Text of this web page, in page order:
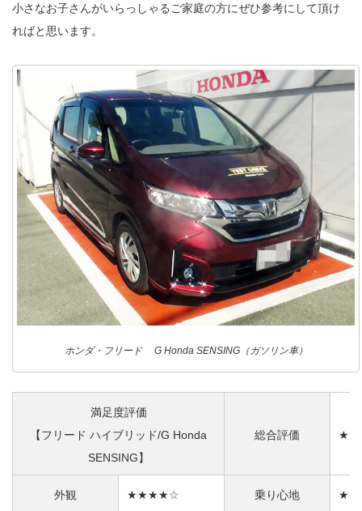
小さなお子さんがいらっしゃるご家庭の方にぜひ参考にして頂け
ればと思います。
ホンダ・フリード G Honda SENSING（ガソリン車）
満足度評価
【フリード ハイブリッド/G Honda
SENSING】
総合評価
外観 ★★★★☆ 乗り心地